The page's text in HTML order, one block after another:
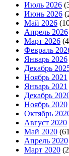
Июль 2026
Июнь 2026
Май 2026
Апрель 2026
Март 2026
Февраль
Январь 2026
Декабрь
Ноябрь 2021
Январь 2021
Декабрь
Ноябрь 2020
Октябрь
Август 2020
Май 2020
Апрель 2020
Март 2020